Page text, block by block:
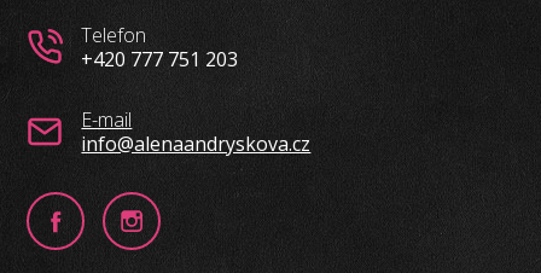
Telefon
+420 777 751 203
E-mail
info@alenaandryskova.cz